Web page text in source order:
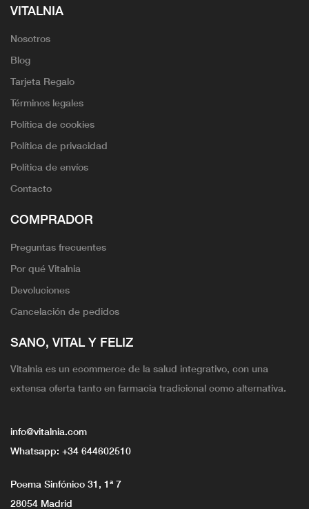
VITALNIA
Nosotros
Blog
Tarjeta Regalo
Términos legales
Política de cookies
Política de privacidad
Política de envíos
Contacto
COMPRADOR
Preguntas frecuentes
Por qué Vitalnia
Devoluciones
Cancelación de pedidos
SANO, VITAL Y FELIZ
Vitalnia es un ecommerce de la salud integrativo, con una
extensa oferta tanto en farmacia tradicional como alternativa.
info@vitalnia.com
Whatsapp: +34 644602510
Poema Sinfónico 31, 1ª 7
28054 Madrid